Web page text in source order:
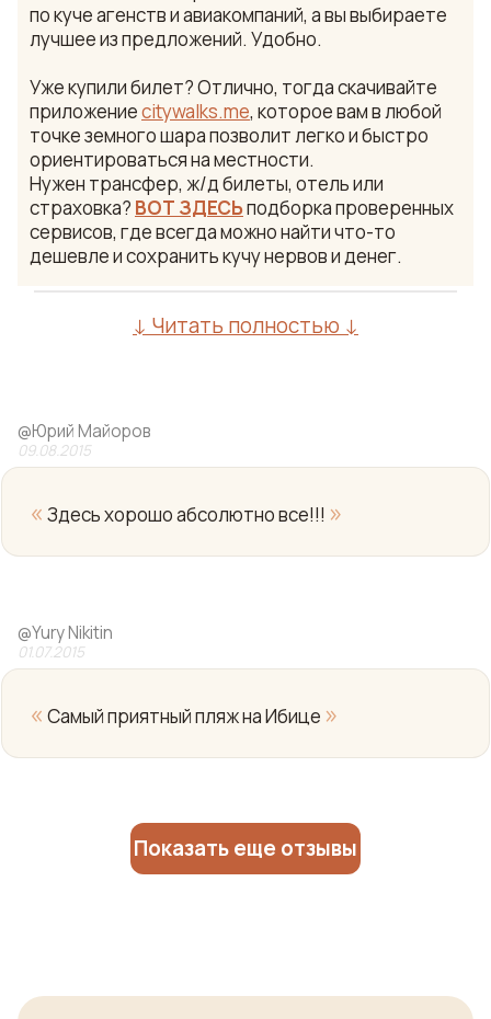
по куче агенств и авиакомпаний, а вы выбираете
лучшее из предложений. Удобно.
Уже купили билет? Отлично, тогда скачивайте
приложениеcitywalks.me, которое вам в любой
точке земного шара позволит легко и быстро
ориентироваться на местности.
Нужен трансфер, ж/д билеты, отель или
страховка? ВОТ ЗДЕСЬподборка проверенных
сервисов, где всегда можно найти что-то
дешевле и сохранить кучу нервов и денег.
↓ Читать полностью ↓
@Юрий Майоров
09.08.2015
« Здесь хорошо абсолютно все!!! »
@Yury Nikitin
01.07.2015
« Самый приятный пляж на Ибице »
Показать еще отзывы